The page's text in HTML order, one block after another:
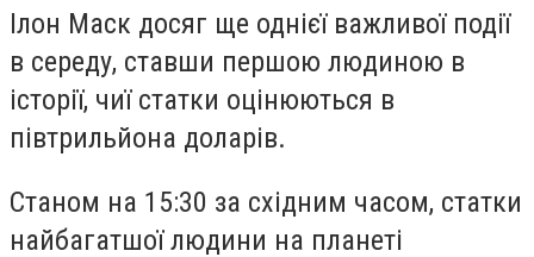
Ілон Маск досяг ще однієї важливої ​​події
в середу, ставши першою людиною в
історії, чиї статки оцінюються в
півтрильйона доларів.
Станом на 15:30 за східним часом, статки
найбагатшої людини на планеті